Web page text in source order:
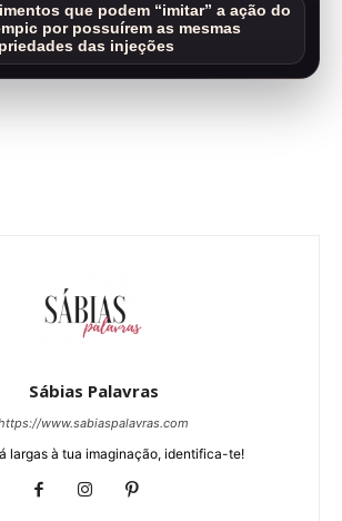
que podem “imitar” a ação do
por possuírem as mesmas
das injeções
Sábias Palavras
www.sabiaspalavras.com
largas à tua imaginação, identifica-te!